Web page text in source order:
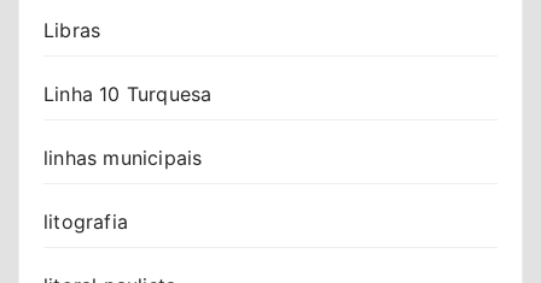
Libras
Linha 10 Turquesa
linhas municipais
litografia